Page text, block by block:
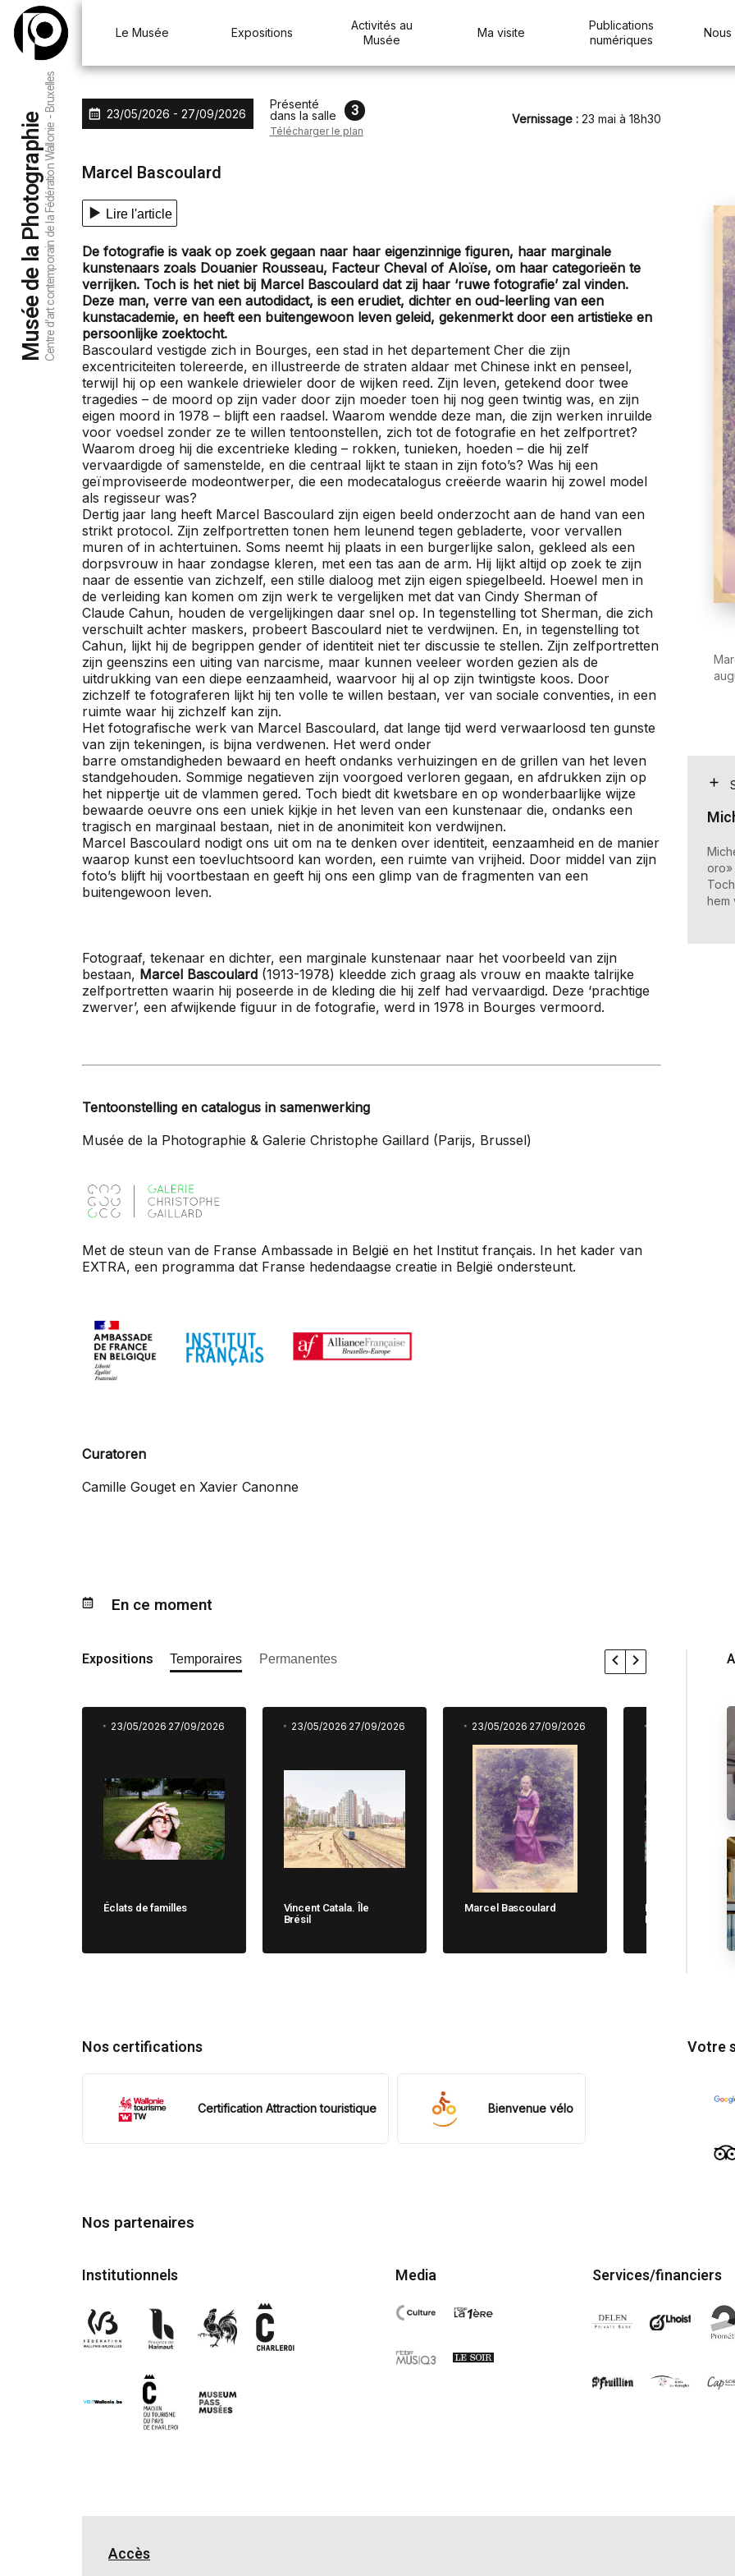
Musée de la PhotographieCentre d’art contemporain de la Fédération Wallonie - Bruxelles
Le Musée Expositions
Activités au
Musée
Ma visite
Publications
numériques
Nous
Aller au menu
Aller au contenu
Aller à la recherche
23/05/2026 - 27/09/2026
Présenté
dans la salle
3
Télécharger le plan
Vernissage :23 mai à 18h30
Marcel Bascoulard
Lire l'article
De fotografie is vaak op zoek gegaan naar haar eigenzinnige figuren, haar marginale
kunstenaars zoals Douanier Rousseau, Facteur Cheval of Aloïse, om haar categorieën te
verrijken. Toch is het niet bij Marcel Bascoulard dat zij haar ‘ruwe fotografie’ zal vinden.
Deze man, verre van een autodidact, is een erudiet, dichter en oud-leerling van een
kunstacademie, en heeft een buitengewoon leven geleid, gekenmerkt door een artistieke en
persoonlijke zoektocht.
Bascoulard vestigde zich in Bourges, een stad in het departement Cher die zijn
excentriciteiten tolereerde, en illustreerde de straten aldaar met Chinese inkt en penseel,
terwijl hij op een wankele driewieler door de wijken reed. Zijn leven, getekend door twee
tragedies – de moord op zijn vader door zijn moeder toen hij nog geen twintig was, en zijn
eigen moord in 1978 – blijft een raadsel. Waarom wendde deze man, die zijn werken inruilde
voor voedsel zonder ze te willen tentoonstellen, zich tot de fotografie en het zelfportret?
Waarom droeg hij die excentrieke kleding – rokken, tunieken, hoeden – die hij zelf
vervaardigde of samenstelde, en die centraal lijkt te staan in zijn foto’s? Was hij een
geïmproviseerde modeontwerper, die een modecatalogus creëerde waarin hij zowel model
als regisseur was?
Dertig jaar lang heeft Marcel Bascoulard zijn eigen beeld onderzocht aan de hand van een
strikt protocol. Zijn zelfportretten tonen hem leunend tegen gebladerte, voor vervallen
muren of in achtertuinen. Soms neemt hij plaats in een burgerlijke salon, gekleed als een
dorpsvrouw in haar zondagse kleren, met een tas aan de arm. Hij lijkt altijd op zoek te zijn
naar de essentie van zichzelf, een stille dialoog met zijn eigen spiegelbeeld. Hoewel men in
de verleiding kan komen om zijn werk te vergelijken met dat van Cindy Sherman of
Claude Cahun, houden de vergelijkingen daar snel op. In tegenstelling tot Sherman, die zich
verschuilt achter maskers, probeert Bascoulard niet te verdwijnen. En, in tegenstelling tot
Cahun, lijkt hij de begrippen gender of identiteit niet ter discussie te stellen. Zijn zelfportretten
zijn geenszins een uiting van narcisme, maar kunnen veeleer worden gezien als de
uitdrukking van een diepe eenzaamheid, waarvoor hij al op zijn twintigste koos. Door
zichzelf te fotograferen lijkt hij ten volle te willen bestaan, ver van sociale conventies, in een
ruimte waar hij zichzelf kan zijn.
Het fotografische werk van Marcel Bascoulard, dat lange tijd werd verwaarloosd ten gunste
van zijn tekeningen, is bijna verdwenen. Het werd onder
barre omstandigheden bewaard en heeft ondanks verhuizingen en de grillen van het leven
standgehouden. Sommige negatieven zijn voorgoed verloren gegaan, en afdrukken zijn op
het nippertje uit de vlammen gered. Toch biedt dit kwetsbare en op wonderbaarlijke wijze
bewaarde oeuvre ons een uniek kijkje in het leven van een kunstenaar die, ondanks een
tragisch en marginaal bestaan, niet in de anonimiteit kon verdwijnen.
Marcel Bascoulard nodigt ons uit om na te denken over identiteit, eenzaamheid en de manier
waarop kunst een toevluchtsoord kan worden, een ruimte van vrijheid. Door middel van zijn
foto’s blijft hij voortbestaan en geeft hij ons een glimp van de fragmenten van een
buitengewoon leven.
Fotograaf, tekenaar en dichter, een marginale kunstenaar naar het voorbeeld van zijn
bestaan, Marcel Bascoulard (1913-1978) kleedde zich graag als vrouw en maakte talrijke
zelfportretten waarin hij poseerde in de kleding die hij zelf had vervaardigd. Deze ‘prachtige
zwerver’, een afwijkende figuur in de fotografie, werd in 1978 in Bourges vermoord.
Tentoonstelling en catalogus in samenwerking
Musée de la Photographie & Galerie Christophe Gaillard (Parijs, Brussel)
Met de steun van de Franse Ambassade in België en het Institut français. In het kader van
EXTRA, een programma dat Franse hedendaagse creatie in België ondersteunt.
Curatoren
Camille Gouget en Xavier Canonne
hem
En ce moment
Expositions Temporaires Permanentes
23/05/2026 27/09/2026
Éclats de familles
23/05/2026 27/09/2026
Vincent Catala. Île
Brésil
23/05/2026 27/09/2026
Marcel Bascoulard
27/
Michela Cane. Chi
Non Dimentica
Nos certifications
Certification Attraction touristique Bienvenue vélo
Votre
Nos partenaires
Institutionnels Media Services/financiers
Accès